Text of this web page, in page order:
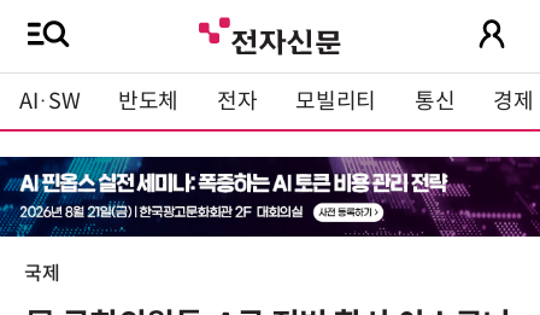
AI·SW 반도체 전자 모빌리티 통신 경제
국제